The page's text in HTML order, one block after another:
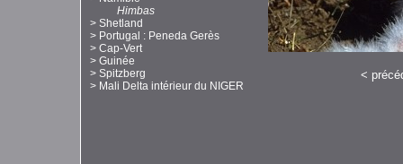
Himbas
> Shetland
> Portugal : Peneda Gerès
> Cap-Vert
> Guinée
> Spitzberg
> Mali Delta intérieur du NIGER
<